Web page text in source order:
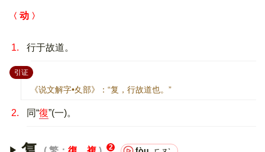
动
1. 行于故道。
引证：
《说文解字•夊部》：“复，行故道也。”
2. 同“復”(一)。
2